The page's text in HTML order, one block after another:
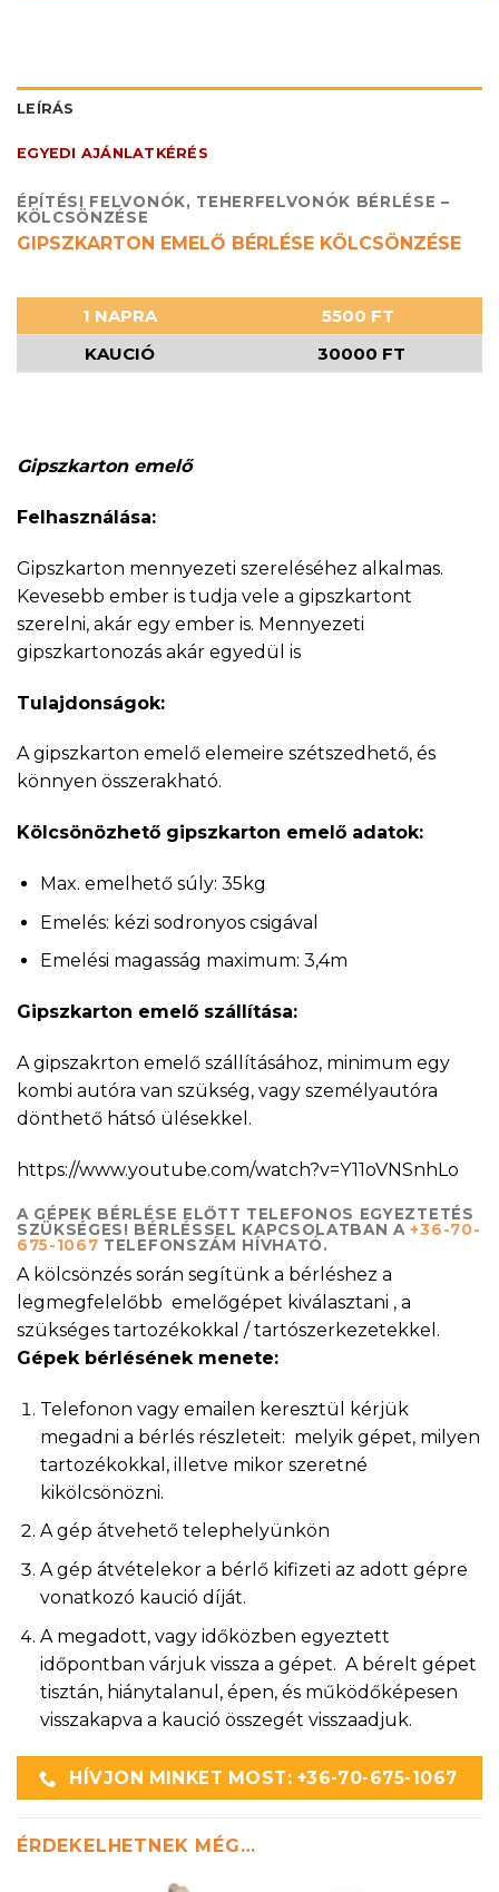
LEÍRÁS
EGYEDI AJÁNLATKÉRÉS
ÉPÍTÉSI FELVONÓK, TEHERFELVONÓK BÉRLÉSE –
KÖLCSÖNZÉSE
GIPSZKARTON EMELŐ BÉRLÉSE KÖLCSÖNZÉSE
1 NAPRA
5500 FT
KAUCIÓ
30000 FT
Gipszkarton emelő
Felhasználása:
Gipszkarton mennyezeti szereléséhez alkalmas.
Kevesebb ember is tudja vele a gipszkartont
szerelni, akár egy ember is. Mennyezeti
gipszkartonozás akár egyedül is
Tulajdonságok:
A gipszkarton emelő elemeire szétszedhető, és
könnyen összerakható.
Kölcsönözhető gipszkarton emelő adatok:
Max. emelhető súly: 35kg
Emelés: kézi sodronyos csigával
Emelési magasság maximum: 3,4m
Gipszkarton emelő szállítása:
A gipszakrton emelő szállításához, minimum egy
kombi autóra van szükség, vagy személyautóra
dönthető hátsó ülésekkel.
https://www.youtube.com/watch?v=Y11oVNSnhLo
A GÉPEK BÉRLÉSE ELŐTT TELEFONOS EGYEZTETÉS
SZÜKSÉGES! BÉRLÉSSEL KAPCSOLATBAN A+36-70-
675-1067 TELEFONSZÁM HÍVHATÓ.
A kölcsönzés során segítünk a bérléshez a
legmegfelelőbb emelőgépet kiválasztani , a
szükséges tartozékokkal / tartószerkezetekkel.
Gépek bérlésének menete:
Telefonon vagy emailen keresztül kérjük
megadni a bérlés részleteit: melyik gépet, milyen
tartozékokkal, illetve mikor szeretné
kikölcsönözni.
A gép átvehető telephelyünkön
A gép átvételekor a bérlő kifizeti az adott gépre
vonatkozó kaució díját.
A megadott, vagy időközben egyeztett
időpontban várjuk vissza a gépet. A bérelt gépet
tisztán, hiánytalanul, épen, és működőképesen
visszakapva a kaució összegét visszaadjuk.
HÍVJON MINKET MOST: +36-70-675-1067
ÉRDEKELHETNEK MÉG…